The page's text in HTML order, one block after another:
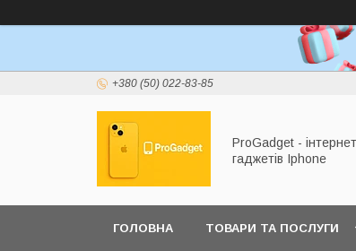
+380 (50) 022-83-85
ProGadget -
гаджетів Iphone
ГОЛОВНА ТОВАРИ ТА ПОСЛУГИ